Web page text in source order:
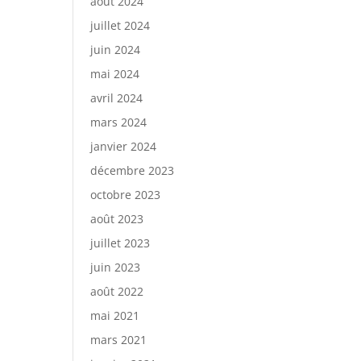
juillet 2024
juin 2024
mai 2024
avril 2024
mars 2024
janvier 2024
décembre 2023
octobre 2023
août 2023
juillet 2023
juin 2023
août 2022
mai 2021
mars 2021